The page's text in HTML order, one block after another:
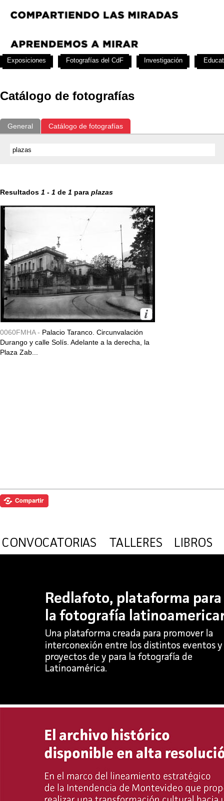
Catálogo de fotografías
General Catálogo de fotografías
Resultados 1 - 1 de 1 para plazas
0060FMHA - Palacio Taranco. Circunvalación
Durango y calle Solís. Adelante a la derecha, la
Plaza Zab...
Exposiciones Fotografías del CdF Investigación